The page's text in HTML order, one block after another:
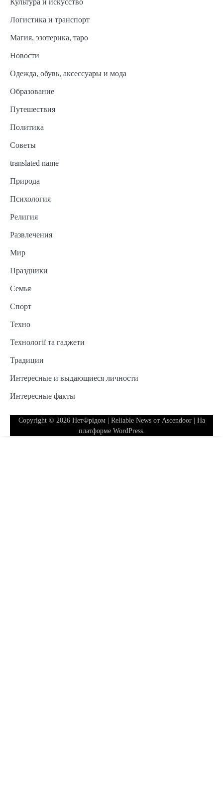
Логистика и транспорт
Магия, эзотерика, таро
Новости
Одежда, обувь, аксессуары и мода
Образование
Путешествия
Политика
Советы
translated name
Природа
Психология
Религия
Развлечения
Мир
Праздники
Семья
Спорт
Техно
Технології та гаджети
Традиции
Интересные и выдающиеся личности
Интересные факты
Copyright © 2026 НетФрідом| Reliable News от Ascendoor| На
платформе WordPress.